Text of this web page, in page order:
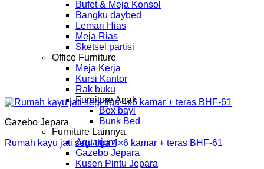
Bufet & Meja Konsol
Bangku daybed
Lemari Hias
Meja Rias
Sketsel partisi
Office Furniture
Meja Kerja
Kursi Kantor
Rak buku
Furniture Anak
Box bayi
Bunk Bed
Furniture Lainnya
Aquarium
Gazebo Jepara
Kusen Pintu Jepara
Gazebo Jepara
Rumah kayu jati segi tiga 4×6 kamar + teras BHF-61